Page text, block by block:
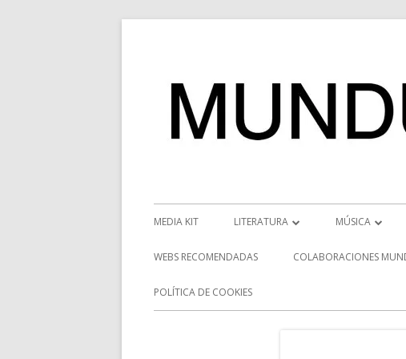
Menú
principal
MEDIA KIT LITERATURA
RESEÑAS
NOVEDADES
MÚSICA
NOTICIAS
WEBS RECOMENDADAS COLABORACIONES
POLÍTICA DE COOKIES